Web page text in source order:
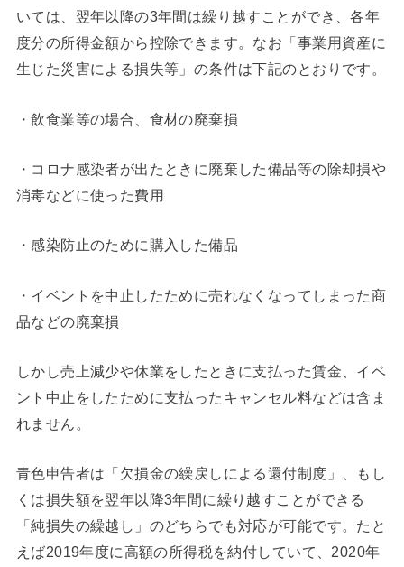
いては、翌年以降の3年間は繰り越すことができ、各年
度分の所得金額から控除できます。なお「事業用資産に
生じた災害による損失等」の条件は下記のとおりです。
・飲食業等の場合、食材の廃棄損
・コロナ感染者が出たときに廃棄した備品等の除却損や
消毒などに使った費用
・感染防止のために購入した備品
・イベントを中止したために売れなくなってしまった商
品などの廃棄損
しかし売上減少や休業をしたときに支払った賃金、イベ
ント中止をしたために支払ったキャンセル料などは含ま
れません。
青色申告者は「欠損金の繰戻しによる還付制度」、もし
くは損失額を翌年以降3年間に繰り越すことができる
「純損失の繰越し」のどちらでも対応が可能です。たと
えば2019年度に高額の所得税を納付していて、2020年